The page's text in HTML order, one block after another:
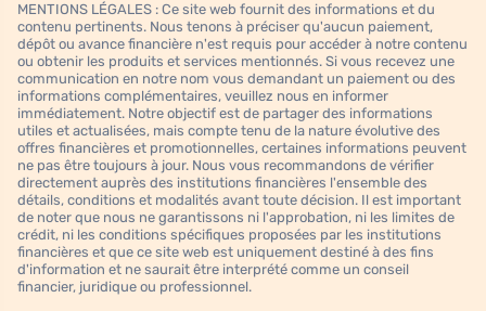
MENTIONS LÉGALES : Ce site web fournit des informations et du
contenu pertinents. Nous tenons à préciser qu'aucun paiement,
dépôt ou avance financière n'est requis pour accéder à notre contenu
ou obtenir les produits et services mentionnés. Si vous recevez une
communication en notre nom vous demandant un paiement ou des
informations complémentaires, veuillez nous en informer
immédiatement. Notre objectif est de partager des informations
utiles et actualisées, mais compte tenu de la nature évolutive des
offres financières et promotionnelles, certaines informations peuvent
ne pas être toujours à jour. Nous vous recommandons de vérifier
directement auprès des institutions financières l'ensemble des
détails, conditions et modalités avant toute décision. Il est important
de noter que nous ne garantissons ni l'approbation, ni les limites de
crédit, ni les conditions spécifiques proposées par les institutions
financières et que ce site web est uniquement destiné à des fins
d'information et ne saurait être interprété comme un conseil
financier, juridique ou professionnel.